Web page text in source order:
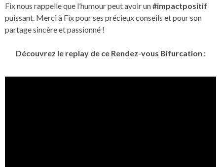
Fix nous rappelle que l’humour peut avoir un#impactpositif
puissant. Merci à Fix pour ses précieux conseils et pour son
partage sincère et passionné !
Découvrez le replay de ce Rendez-vous Bifurcation :